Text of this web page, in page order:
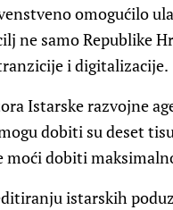
omogućilo
ne samo Republike
i digitalizacije.
Istarske razvojne
dobiti su deset
moći dobiti
istarskih